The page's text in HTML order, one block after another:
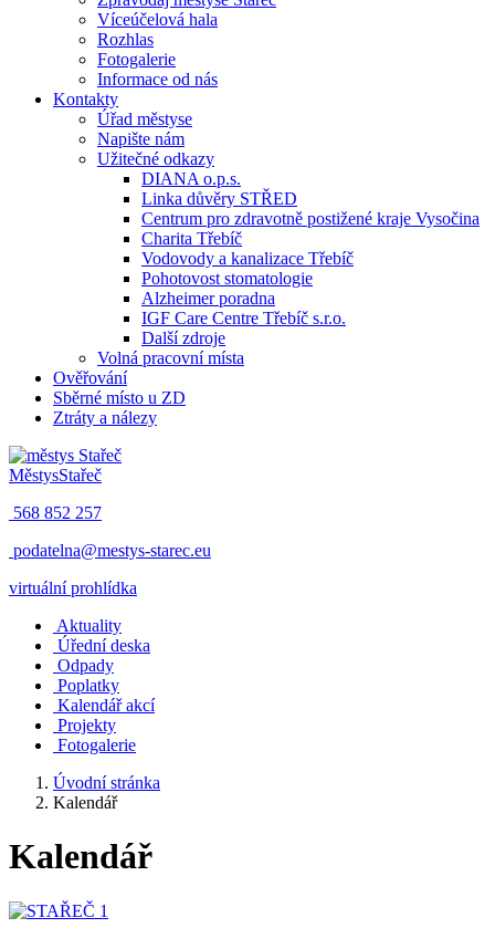
Víceúčelová hala
Rozhlas
Fotogalerie
Informace od nás
Kontakty
Úřad městyse
Napište nám
Užitečné odkazy
DIANA o.p.s.
Linka důvěry STŘED
Centrum pro zdravotně postižené kraje Vysočina
Charita Třebíč
Vodovody a kanalizace Třebíč
Pohotovost stomatologie
Alzheimer poradna
IGF Care Centre Třebíč s.r.o.
Další zdroje
Volná pracovní místa
Ověřování
Sběrné místo u ZD
Ztráty a nálezy
MěstysStařeč
568 852 257
podatelna@mestys-starec.eu
virtuální prohlídka
Aktuality
Úřední deska
Odpady
Poplatky
Kalendář akcí
Projekty
Fotogalerie
Úvodní stránka
Kalendář
Kalendář